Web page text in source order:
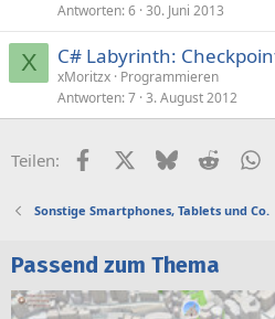
Antworten 6 30. Juni 2013
X C# Labyrinth:
xMoritzx Programmieren
Antworten 7 3. August 2012
Teilen: FacebookX (Twitter)
BlueskyReddit
Sonstige Smartphones, Tablets und Co.
Passend zum Thema